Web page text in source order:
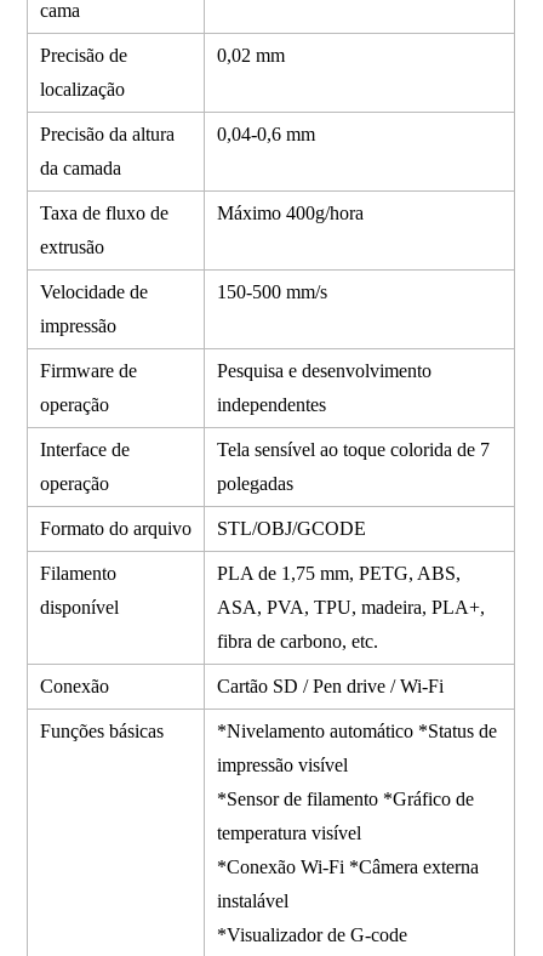
cama
Precisão de
localização
0,02 mm
Precisão da altura
da camada
0,04-0,6 mm
Taxa de fluxo de
extrusão
Máximo 400g/hora
Velocidade de
impressão
150-500 mm/s
Firmware de
operação
Pesquisa e desenvolvimento
independentes
Interface de
operação
Tela sensível ao toque colorida de 7
polegadas
Formato do arquivo STL/OBJ/GCODE
Filamento
disponível
PLA de 1,75 mm, PETG, ABS,
ASA, PVA, TPU, madeira, PLA+,
fibra de carbono, etc.
Conexão Cartão SD / Pen drive / Wi-Fi
Funções básicas
*Nivelamento automático *Status de
impressão visível
*Sensor de filamento *Gráfico de
temperatura visível
*Conexão Wi-Fi *Câmera externa
instalável
*Visualizador de G-code